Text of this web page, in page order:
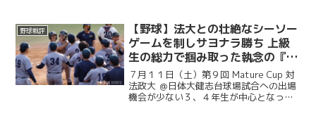
の皆様から、現役選手たちへ温かい祝福
のメッセージをお寄せい...
野球戦評
【野球】法大との壮絶なシーソー
ゲームを制しサヨナラ勝ち 上級
生の総力で掴み取った執念の『一
勝』／第９回MatureCup・法大
戦
７月１１日（土）第９回 Mature Cup 対
法政大 ＠日体大健志台球場試合への出場
機会が少ない３、４年生が中心となって